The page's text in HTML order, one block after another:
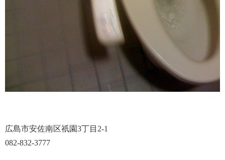
広島市安佐南区祇園3丁目2-1
082-832-3777